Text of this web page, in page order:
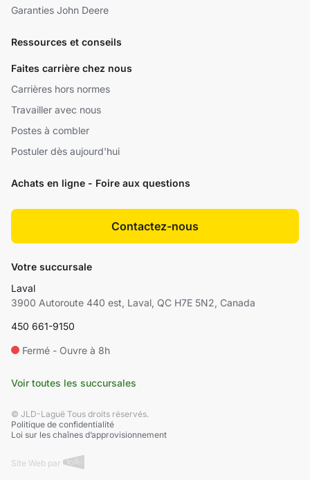
Garanties John Deere
Ressources et conseils
Faites carrière chez nous
Carrières hors normes
Travailler avec nous
Postes à combler
Postuler dès aujourd'hui
Achats en ligne - Foire aux questions
Contactez-nous
Votre succursale
Laval
3900 Autoroute 440 est, Laval, QC H7E 5N2, Canada
450 661-9150
Fermé - Ouvre à 8h
Voir toutes les succursales
© JLD-Laguë Tous droits réservés.
Politique de confidentialité
Loi sur les chaînes d’approvisionnement
Site Web par